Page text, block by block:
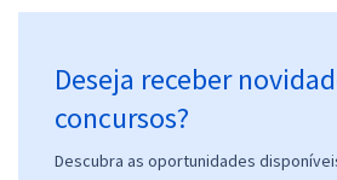
Deseja receber
concursos?
Descubra as oportunidades